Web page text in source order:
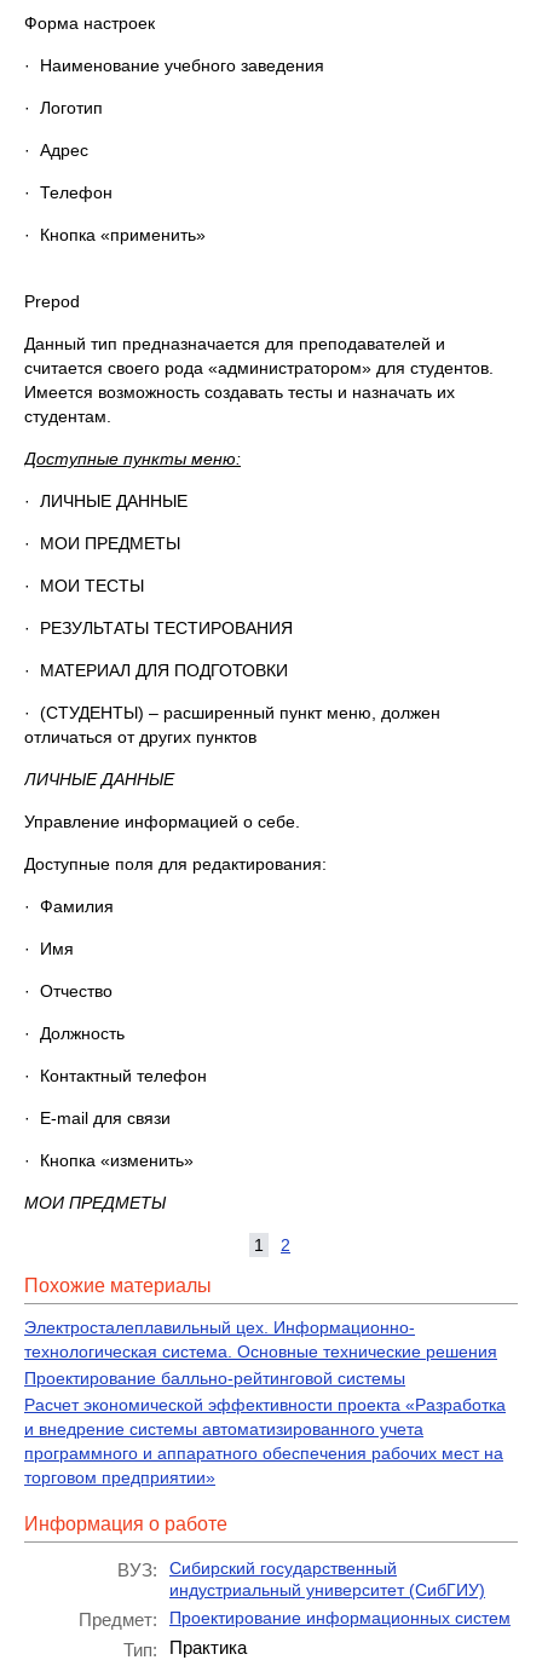
Форма настроек
· Наименование учебного заведения
· Логотип
· Адрес
· Телефон
· Кнопка «применить»
Prepod
Данный тип предназначается для преподавателей и
считается своего рода «администратором» для студентов.
Имеется возможность создавать тесты и назначать их
студентам.
Доступные пункты меню:
· ЛИЧНЫЕ ДАННЫЕ
· МОИ ПРЕДМЕТЫ
· МОИ ТЕСТЫ
· РЕЗУЛЬТАТЫ ТЕСТИРОВАНИЯ
· МАТЕРИАЛ ДЛЯ ПОДГОТОВКИ
· (СТУДЕНТЫ) – расширенный пункт меню, должен
отличаться от других пунктов
ЛИЧНЫЕ ДАННЫЕ
Управление информацией о себе.
Доступные поля для редактирования:
· Фамилия
· Имя
· Отчество
· Должность
· Контактный телефон
· E-mail для связи
· Кнопка «изменить»
МОИ ПРЕДМЕТЫ
1 2
Похожие материалы
Электросталеплавильный цех. Информационно-
технологическая система. Основные технические решения
Проектирование балльно-рейтинговой системы
Расчет экономической эффективности проекта «Разработка
и внедрение системы автоматизированного учета
программного и аппаратного обеспечения рабочих мест на
торговом предприятии»
Информация о работе
ВУЗ:
Сибирский государственный
индустриальный университет (СибГИУ)
Предмет: Проектирование информационных систем
Тип: Практика